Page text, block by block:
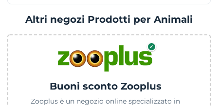
Altri negozi Prodotti per Animali
✓
Buoni sconto Zooplus
Zooplus è un negozio online specializzato in